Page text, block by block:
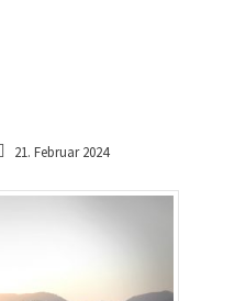
21. Februar 2024